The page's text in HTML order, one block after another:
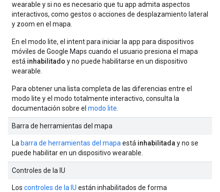
wearable y si no es necesario que tu app admita aspectos
interactivos, como gestos o acciones de desplazamiento lateral
y zoom en el mapa.
En el modo lite, el intent para iniciar la app para dispositivos
móviles de Google Maps cuando el usuario presiona el mapa
está inhabilitado y no puede habilitarse en un dispositivo
wearable.
Para obtener una lista completa de las diferencias entre el
modo lite y el modo totalmente interactivo, consulta la
documentación sobre el modo lite
Barra de herramientas del mapa
La barra de herramientas del mapa está inhabilitada y no se
puede habilitar en un dispositivo wearable.
Controles de la IU
Los controles de la IU están inhabilitados de forma